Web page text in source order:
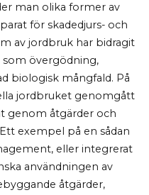
man olika former av
för skadedjurs- och
av jordbruk har bidragit
övergödning,
biologisk mångfald. På
jordbruket genomgått
genom åtgärder och
exempel på en sådan
eller integrerat
användningen av
åtgärder,